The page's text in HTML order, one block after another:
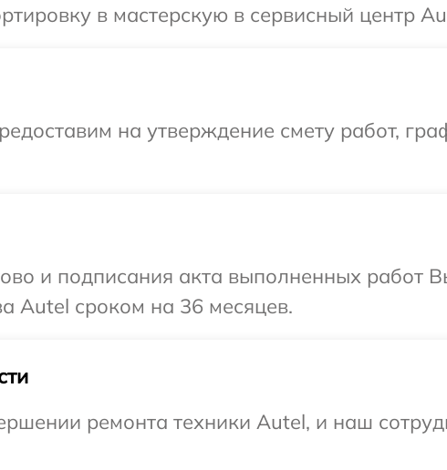
в мастерскую в сервисный центр
на утверждение смету работ,
и подписания акта выполненных работ
Autel сроком на 36 месяцев.
ремонта техники Autel, и наш